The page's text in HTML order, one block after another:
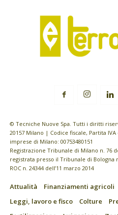
© Tecniche Nuove Spa. Tutti i diritti
20157 Milano | Codice fiscale, Partita
imprese di Milano: 00753480151
Registrazione Tribunale di Milano n. 76
registrata presso il Tribunale di Bologna
ROC n. 24344 dell’11 marzo 2014
Attualità Finanziamenti agricoli
Leggi, lavoro e fisco
Colture